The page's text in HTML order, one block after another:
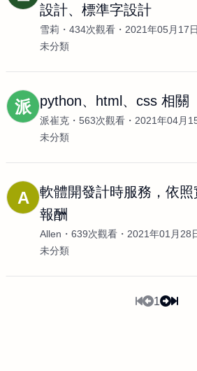
設計、標準字設計
雪莉 434次觀看
2021年05月17
未分類
派 python、html、css 相關
派崔克 563次觀看
2021年04月
未分類
A
軟體開發計時服務，依
報酬
Allen 639次觀看
2021年01月28
未分類
1